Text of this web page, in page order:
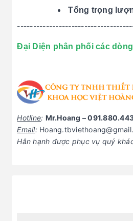
Tổng trọng
Đại Diện phân phối các
Hotline: Mr.Hoang –
Email:
Hân hạnh được phục vụ quý